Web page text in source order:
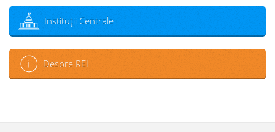
Instituţii Centrale
Despre REI